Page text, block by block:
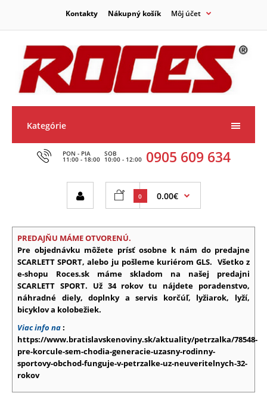
Kontakty Nákupný košík Môj účet
Kategórie
PON - PIA
11:00 - 18:00
SOB
10:00 - 12:00 0905 609 634
0 0.00€
PREDAJŇU MÁME OTVORENÚ.
Pre objednávku môžete prísť osobne k nám do predajne
SCARLETT SPORT, alebo ju pošleme kuriérom GLS. Všetko z
e-shopu Roces.sk máme skladom na našej predajni
SCARLETT SPORT. Už 34 rokov tu nájdete poradenstvo,
náhradné diely, doplnky a servis korčúľ, lyžiarok, lyží,
bicyklov a kolobežiek.
Viac info na:
https://www.bratislavskenoviny.sk/aktuality/petrzalka/78548-
pre-korcule-sem-chodia-generacie-uzasny-rodinny-
sportovy-obchod-funguje-v-petrzalke-uz-neuveritelnych-32-
rokov